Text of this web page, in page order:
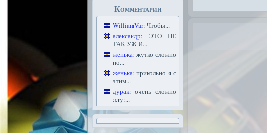
Комментарии
WilliamVar: Чтобы...
александр: ЭТО НЕ
ТАК УЖ И...
женька: жутко сложно
но...
женька: прикольно я с
этим...
дурак: очень сложно
:cry:...